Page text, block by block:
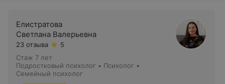
Елистратова
Светлана Валерьевна
23 отзыва
5
Стаж 7 лет
Подростковый психолог • Психолог •
Семейный психолог